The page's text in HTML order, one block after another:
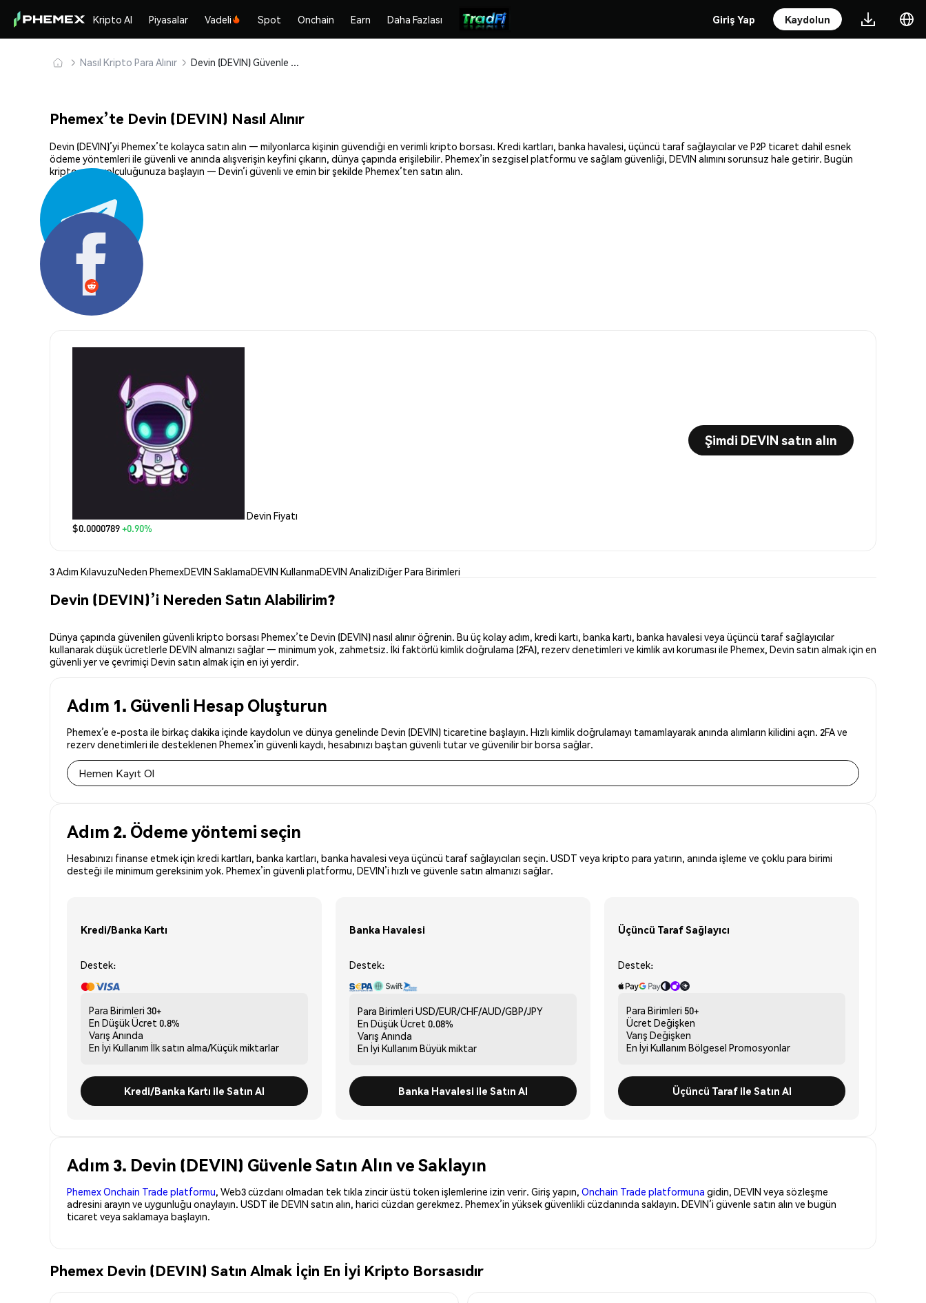
Kripto Al Piyasalar Vadeli Spot Onchain Earn Daha Fazlası Giriş Yap Kaydolun
Nasıl Kripto Para Alınır Devin (DEVIN) Güvenle Satın Alın ve Saklayın
Phemex’te Devin (DEVIN) Nasıl Alınır
Devin (DEVIN)’yi Phemex’te kolayca satın alın — milyonlarca kişinin güvendiği en verimli kripto borsası. Kredi kartları, banka havalesi, üçüncü taraf sağlayıcılar ve P2P ticaret dahil esnek
ödeme yöntemleri ile güvenli ve anında alışverişin keyfini çıkarın, dünya çapında erişilebilir. Phemex’in sezgisel platformu ve sağlam güvenliği, DEVIN alımını sorunsuz hale getirir. Bugün
kripto para yolculuğunuza başlayın — Devin’i güvenli ve emin bir şekilde Phemex’ten satın alın.
Devin Fiyatı
$0.0000789+0.90%
Şimdi DEVIN satın alın
3 Adım KılavuzuNeden PhemexDEVIN SaklamaDEVIN KullanmaDEVIN AnaliziDiğer Para Birimleri
Devin (DEVIN)’i Nereden Satın Alabilirim?
Dünya çapında güvenilen güvenli kripto borsası Phemex’te Devin (DEVIN) nasıl alınır öğrenin. Bu üç kolay adım, kredi kartı, banka kartı, banka havalesi veya üçüncü taraf sağlayıcılar
kullanarak düşük ücretlerle DEVIN almanızı sağlar — minimum yok, zahmetsiz. İki faktörlü kimlik doğrulama (2FA), rezerv denetimleri ve kimlik avı koruması ile Phemex, Devin satın almak için en
güvenli yer ve çevrimiçi Devin satın almak için en iyi yerdir.
Adım 1. Güvenli Hesap Oluşturun
Phemex’e e-posta ile birkaç dakika içinde kaydolun ve dünya genelinde Devin (DEVIN) ticaretine başlayın. Hızlı kimlik doğrulamayı tamamlayarak anında alımların kilidini açın. 2FA ve
rezerv denetimleri ile desteklenen Phemex’in güvenli kaydı, hesabınızı baştan güvenli tutar ve güvenilir bir borsa sağlar.
Hemen Kayıt Ol
Adım 2. Ödeme yöntemi seçin
Hesabınızı finanse etmek için kredi kartları, banka kartları, banka havalesi veya üçüncü taraf sağlayıcıları seçin. USDT veya kripto para yatırın, anında işleme ve çoklu para birimi
desteği ile minimum gereksinim yok. Phemex’in güvenli platformu, DEVIN’i hızlı ve güvenle satın almanızı sağlar.
Kredi/Banka Kartı
Destek:
Para Birimleri 30+
En Düşük Ücret 0.8%
Varış Anında
En İyi Kullanım İlk satın alma/Küçük miktarlar
Kredi/Banka Kartı ile Satın Al
Banka Havalesi
Destek:
Para Birimleri USD/EUR/CHF/AUD/GBP/JPY
En Düşük Ücret 0.08%
Varış Anında
En İyi Kullanım Büyük miktar
Banka Havalesi ile Satın Al
Üçüncü Taraf Sağlayıcı
Destek:
Para Birimleri 50+
Ücret Değişken
Varış Değişken
En İyi Kullanım Bölgesel Promosyonlar
Üçüncü Taraf ile Satın Al
Adım 3. Devin (DEVIN) Güvenle Satın Alın ve Saklayın
Phemex Onchain Trade platformu, Web3 cüzdanı olmadan tek tıkla zincir üstü token işlemlerine izin verir. Giriş yapın, Onchain Trade platformuna gidin, DEVIN veya sözleşme
adresini arayın ve uygunluğu onaylayın. USDT ile DEVIN satın alın, harici cüzdan gerekmez. Phemex’in yüksek güvenlikli cüzdanında saklayın. DEVIN’i güvenle satın alın ve bugün
ticaret veya saklamaya başlayın.
Phemex Devin (DEVIN) Satın Almak İçin En İyi Kripto Borsasıdır